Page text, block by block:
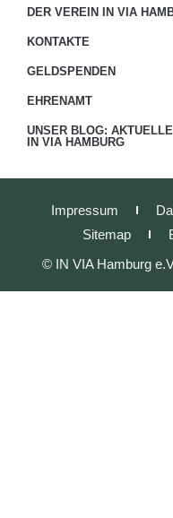
DER VEREIN IN VIA
KONTAKTE
GELDSPENDEN
EHRENAMT
UNSER BLOG:
IN VIA HAMBURG
Impressum
Sitemap
© IN VIA Hamburg